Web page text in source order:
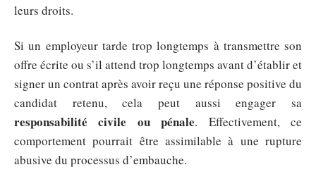
leurs droits.
Si un employeur tarde trop longtemps à transmettre son
offre écrite ou s’il attend trop longtemps avant d’établir et
signer un contrat après avoir reçu une réponse positive du
candidat retenu, cela peut aussi engager sa
responsabilité civile ou pénale. Effectivement, ce
comportement pourrait être assimilable à une rupture
abusive du processus d’embauche.